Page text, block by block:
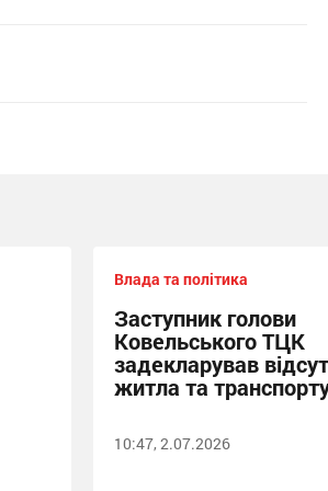
Влада та політика
Заступник голови
Ковельського ТЦК
задекларував
житла та
10:47, 2.07.2026